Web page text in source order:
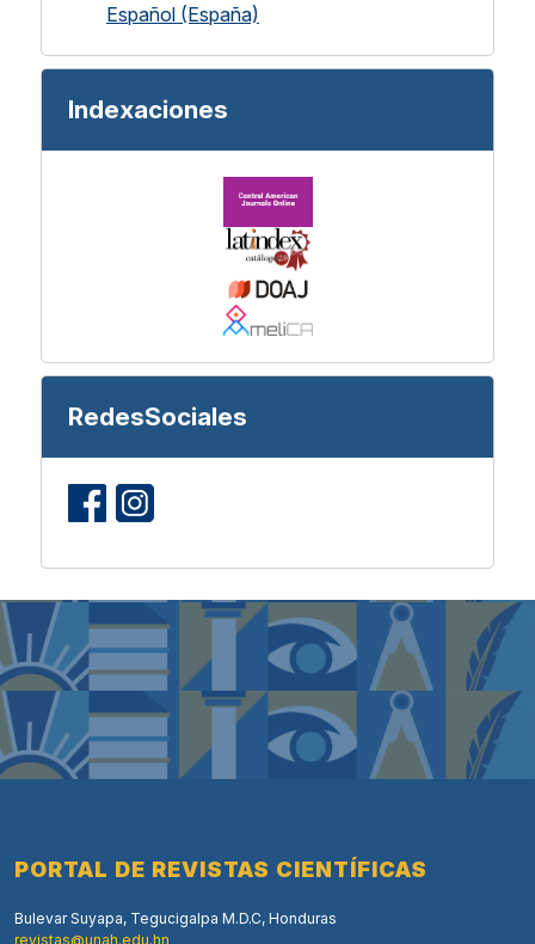
Español (España)
Indexaciones
RedesSociales
PORTAL DE REVISTAS CIENTÍFICAS
Bulevar Suyapa, Tegucigalpa M.D.C, Honduras
revistas@unah.edu.hn